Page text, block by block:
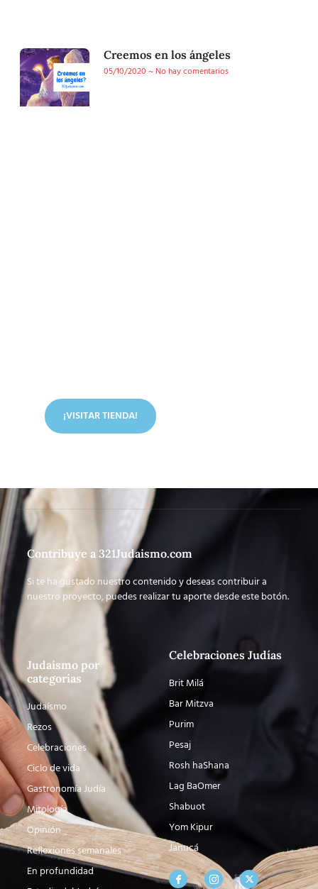
Creemos en los ángeles
05/10/2020
No hay comentarios
¡VISITAR TIENDA!
Contribuye a 321Judaismo.com
Si te ha gustado nuestro contenido y deseas contribuir a
nuestro proyecto, puedes realizar tu aporte desde este botón.
Judaísmo por
categorías
Judaísmo
Rezos
Celebraciones
Ciclo de vida
Gastronomía Judía
Mitología
Opinión
Reflexiones semanales
En profundidad
Celebraciones Judías
Brit Milá
Bar Mitzva
Purim
Pesaj
Rosh haShana
Lag BaOmer
Shabuot
Yom Kipur
Janucá